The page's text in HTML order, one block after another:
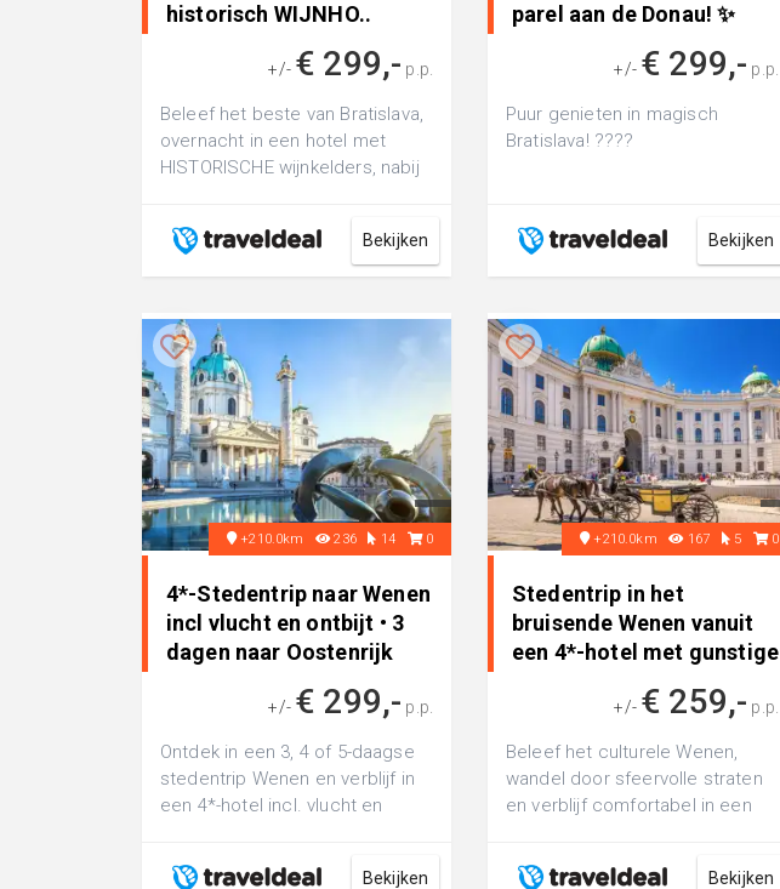
historisch WIJNHO..
+/- € 299,- p.p.
Beleef het beste van Bratislava,
overnacht in een hotel met
HISTORISCHE wijnkelders, nabij
Bekijken
parel aan de Donau! ✨
+/- € 299,- p.p.
Puur genieten in magisch
Bratislava! ????
Bekijken
+210.0km 236 14 0
4*-Stedentrip naar Wenen
incl vlucht en ontbijt • 3
dagen naar Oostenrijk
+/- € 299,- p.p.
Ontdek in een 3, 4 of 5-daagse
stedentrip Wenen en verblijf in
een 4*-hotel incl. vlucht en
Bekijken
+210.0km 167 5 0
Stedentrip in het
bruisende Wenen vanuit
een 4*-hotel met gunstige
+/- € 259,- p.p.
Beleef het culturele Wenen,
wandel door sfeervolle straten
en verblijf comfortabel in een
Bekijken